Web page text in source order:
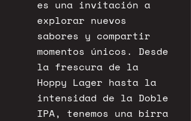
es una invitación a
explorar nuevos
sabores y compartir
momentos únicos. Desde
la frescura de la
Hoppy Lager hasta la
intensidad de la Doble
IPA, tenemos una birra